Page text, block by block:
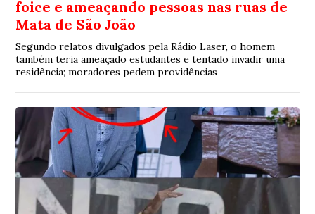
foice e ameaçando pessoas nas ruas de
Mata de São João
Segundo relatos divulgados pela Rádio Laser, o homem
também teria ameaçado estudantes e tentado invadir uma
residência; moradores pedem providências